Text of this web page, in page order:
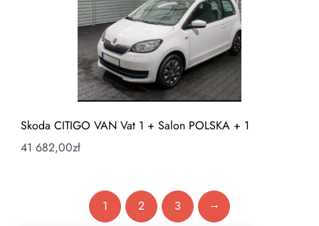
Skoda CITIGO VAN Vat 1 + Salon POLSKA + 1
41 682,00zł
1 2 3 →